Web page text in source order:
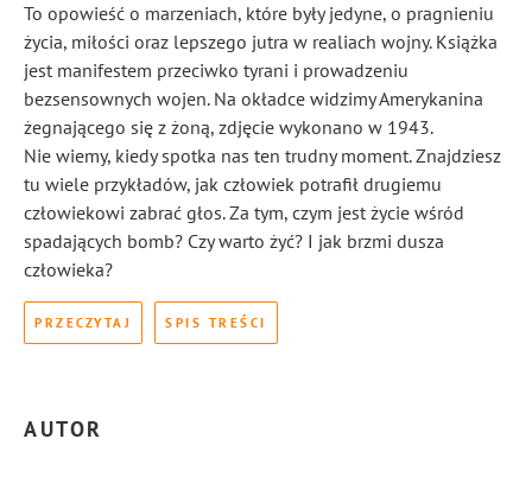
To opowieść o marzeniach, które były jedyne, o pragnieniu
życia, miłości oraz lepszego jutra w realiach wojny. Książka
jest manifestem przeciwko tyrani i prowadzeniu
bezsensownych wojen. Na okładce widzimy Amerykanina
żegnającego się z żoną, zdjęcie wykonano w 1943.
Nie wiemy, kiedy spotka nas ten trudny moment. Znajdziesz
tu wiele przykładów, jak człowiek potrafił drugiemu
człowiekowi zabrać głos. Za tym, czym jest życie wśród
spadających bomb? Czy warto żyć? I jak brzmi dusza
człowieka?
PRZECZYTAJ SPIS TREŚCI
AUTOR